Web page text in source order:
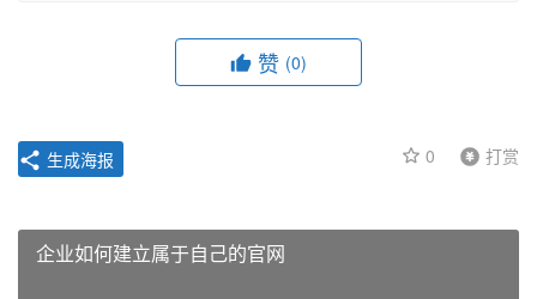
赞 (0)
0 打赏
生成海报
企业如何建立属于自己的官网